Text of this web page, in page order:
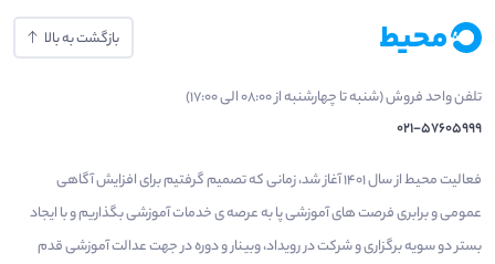
بازگشت به بالا
تلفن واحد فروش (شنبه تا چهارشنبه از 08:00 الی 17:00)
021-57605999
فعالیت محیط از سال 1401 آغاز شد، زمانی که تصمیم گرفتیم برای افزایش آگاهی
عمومی و برابری فرصت های آموزشی پا به عرصه ی خدمات آموزشی بگذاریم و با ایجاد
بستر دو سویه برگزاری و شرکت در رویداد، وبینار و دوره در جهت عدالت آموزشی قدم